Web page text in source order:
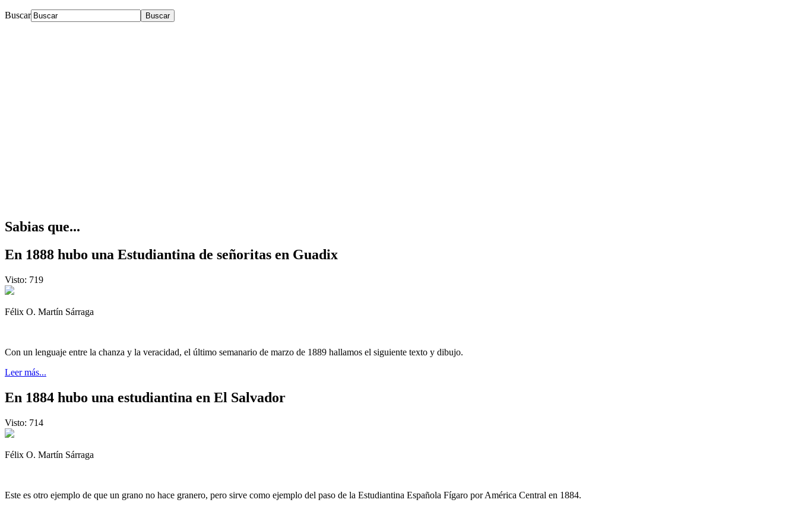
Buscar
Sabias que...
En 1888 hubo una Estudiantina de señoritas en Guadix
Visto: 719
Félix O. Martín Sárraga
Con un lenguaje entre la chanza y la veracidad, el último semanario de marzo de 1889 hallamos el siguiente texto y dibujo.
Leer más...
En 1884 hubo una estudiantina en El Salvador
Visto: 714
Félix O. Martín Sárraga
Este es otro ejemplo de que un grano no hace granero, pero sirve como ejemplo del paso de la Estudiantina Española Fígaro por América Central en 1884.